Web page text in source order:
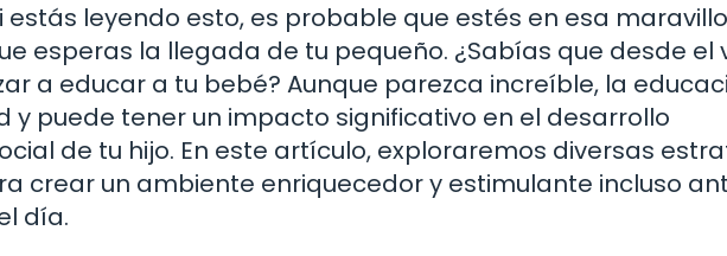
estás leyendo esto, es probable que estés en esa
esperas la llegada de tu pequeño. ¿Sabías que desde el
a educar a tu bebé? Aunque parezca increíble, la
y puede tener un impacto significativo en el desarrollo
de tu hijo. En este artículo, exploraremos diversas
crear un ambiente enriquecedor y estimulante incluso
día.